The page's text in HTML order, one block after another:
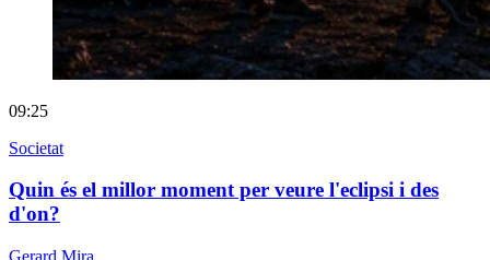
09:25
Societat
Quin és el millor moment per veure l'eclipsi i des
d'on?